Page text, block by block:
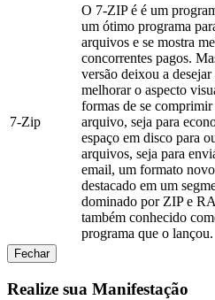
7-Zip
O 7-ZIP é é um
um ótimo programa
arquivos e se mostra
concorrentes pagos.
versão deixou a desejar
melhorar o aspecto
formas de se
arquivo, seja para
espaço em disco para
arquivos, seja para
email, um formato
destacado em um
dominado por ZIP e
também conhecido
programa que o lançou.
Fechar
Realize sua Manifestação